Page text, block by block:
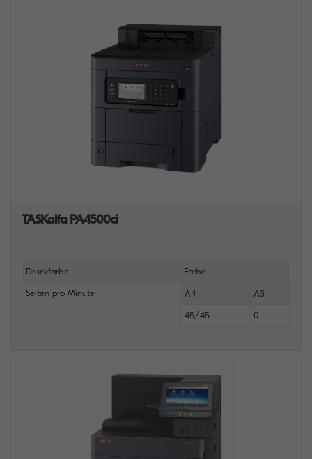
TASKalfa PA4500ci
Druckfarbe Farbe
Seiten pro Minute A4 A3
45/45 0